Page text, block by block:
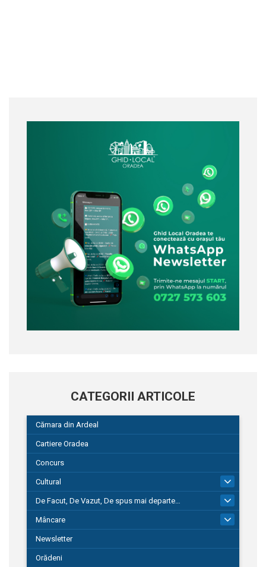
CATEGORII ARTICOLE
Cămara din Ardeal
Cartiere Oradea
Concurs
Cultural
De Facut, De Vazut, De spus mai departe…
580
Mâncare
Newsletter
Orădeni